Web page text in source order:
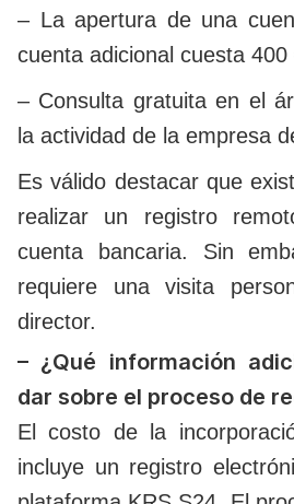
– La apertura de una
cuenta adicional cuesta 400
– Consulta gratuita en el
la actividad de la empresa
Es válido destacar que
realizar un registro
cuenta bancaria. Sin
requiere una visita
director.
– ¿Qué información
dar sobre el proceso de
El costo de la
incluye un registro